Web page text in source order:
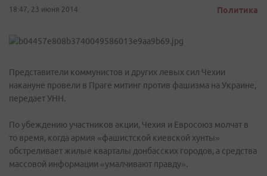
18:47, 23 июня 2014 Политика
Представители коммунистов и других левых сил Чехии
накануне провели в Праге митинг против фашизма на Украине,
передает УНН.
По убеждению участников акции, Чехия и Евросоюз молчат в
то время, когда армия «фашистской киевской хунты»
обстреливает жилые кварталы донбасских городов, а средства
массовой информации «умалчивают правду».